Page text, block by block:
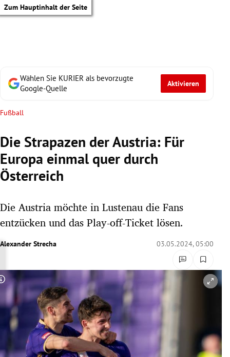
Zum Hauptinhalt der Seite
Untermenü
Untermenü
Untermenü
Untermenü
Wählen Sie KURIER als bevorzugte
Google-Quelle
Aktivieren
Fußball
Die Strapazen der Austria: Für
Europa einmal quer durch
Österreich
Die Austria möchte in Lustenau die Fans
entzücken und das Play-off-Ticket lösen.
Alexander Strecha 03.05.2024, 05:00
Copyright-Hinweis öffnen/schließen